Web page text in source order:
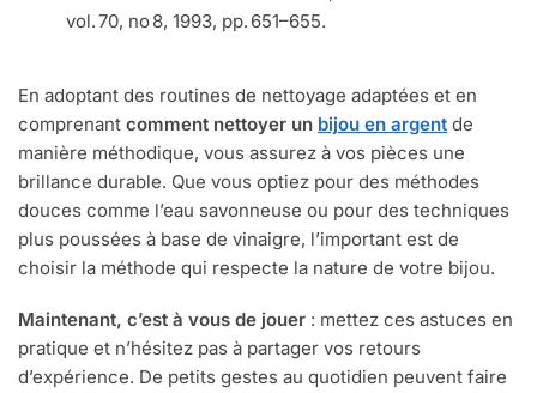
vol. 70, no 8, 1993, pp. 651–655.
En adoptant des routines de nettoyage adaptées et en
comprenant comment nettoyer un bijou en argent de
manière méthodique, vous assurez à vos pièces une
brillance durable. Que vous optiez pour des méthodes
douces comme l’eau savonneuse ou pour des techniques
plus poussées à base de vinaigre, l’important est de
choisir la méthode qui respecte la nature de votre bijou.
Maintenant, c’est à vous de jouer : mettez ces astuces en
pratique et n’hésitez pas à partager vos retours
d’expérience. De petits gestes au quotidien peuvent faire